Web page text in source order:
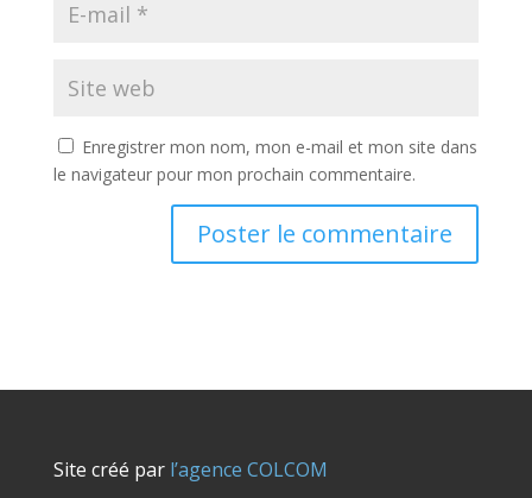
Enregistrer mon nom, mon e-mail et mon site dans
le navigateur pour mon prochain commentaire.
Site créé parl’agence COLCOM